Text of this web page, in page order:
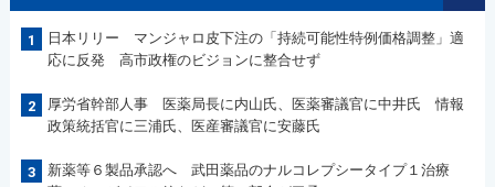
1
日本リリー マンジャロ皮下注の「持続可能性特例価格調整」適
応に反発 高市政権のビジョンに整合せず
2
厚労省幹部人事 医薬局長に内山氏、医薬審議官に中井氏 情報
政策統括官に三浦氏、医産審議官に安藤氏
3
新薬等６製品承認へ 武田薬品のナルコレプシータイプ１治療